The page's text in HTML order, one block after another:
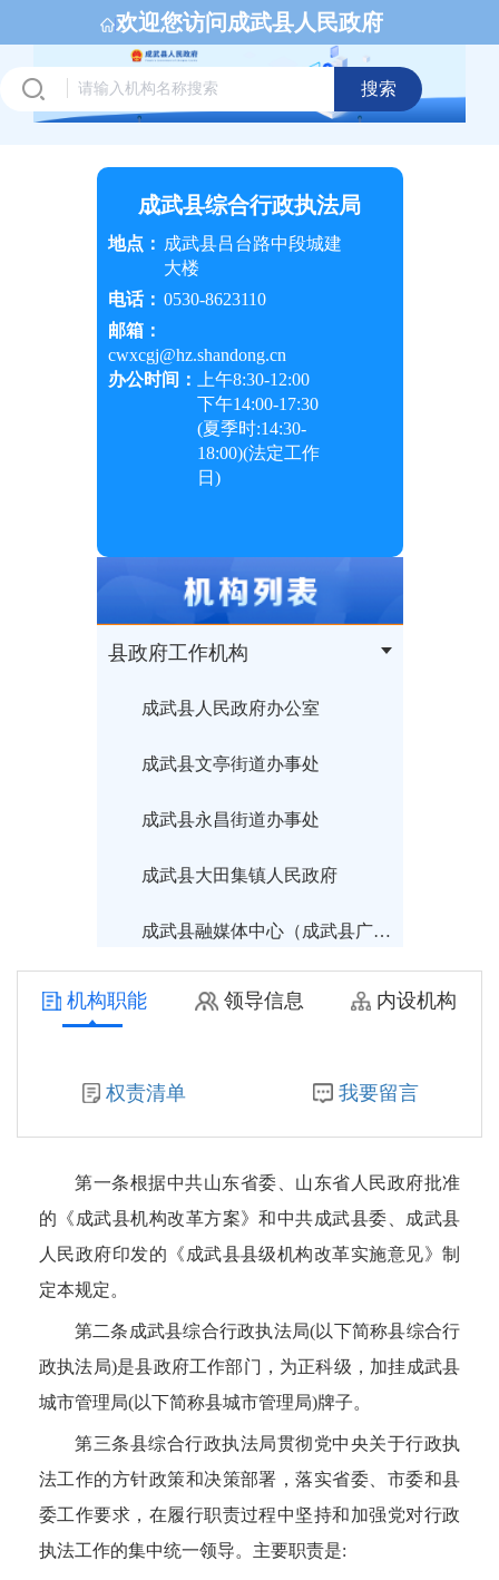
欢迎您访问成武县人民政府
搜索
成武县综合行政执法局
地点： 成武县吕台路中段城建
大楼
电话： 0530-8623110
邮箱：
cwxcgj@hz.shandong.cn
办公时间：
上午8:30-12:00
下午14:00-17:30
(夏季时:14:30-
18:00)(法定工作
日)
县政府工作机构
成武县人民政府办公室
成武县文亭街道办事处
成武县永昌街道办事处
成武县大田集镇人民政府
成武县融媒体中心（成武县广播电视台）
成武县住房和城乡建设局
成武县汶上集镇人民政府
成武县行政审批服务局
成武县返乡创业服务中心（成武县招商服务中心）
成武县卫生健康局
菏泽市生态环境局成武县分局
成武县供销合作社联合社
成武县司法局
成武县九女集镇人民政府
机构职能 领导信息 内设机构
权责清单 我要留言
第一条根据中共山东省委、山东省人民政府批准
的《成武县机构改革方案》和中共成武县委、成武县
人民政府印发的《成武县县级机构改革实施意见》制
定本规定。
第二条 成武县综合行政执法局(以下简称县综合行
政执法局)是县政府工作部门，为正科级，加挂成武县
城市管理局(以下简称县城市管理局)牌子。
第三条县综合行政执法局贯彻党中央关于行政执
法工作的方针政策和决策部署，落实省委、市委和县
委工作要求，在履行职责过程中坚持和加强党对行政
执法工作的集中统一领导。主要职责是: